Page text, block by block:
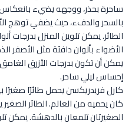
ساحرة بحذر، ووجهه يضيء
بالسحر والدفء، حيث يضفي توهج
الطائر. يمكن تلوين المنزل بدرجات
الأضواء بألوان دافئة مثل الأصفر
يمكن أن تكون بدرجات الأزرق
إحساس ليلي ساحر.
كارل فريدريكسن يحمل طائرًا صغيرًا
كان يحميه من العالم. الطائر
الصغيرتان تلمعان بالدهشة. يمكن